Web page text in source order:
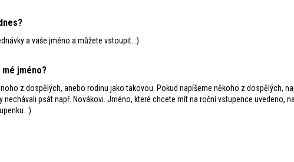
a vaše jméno a můžete vstoupit. :)
jméno?
z dospělých, anebo rodinu jako takovou. Pokud napíšeme někoho z dospělých,
psát např. Novákovi. Jméno, které chcete mít na roční vstupence uvedeno,
:)